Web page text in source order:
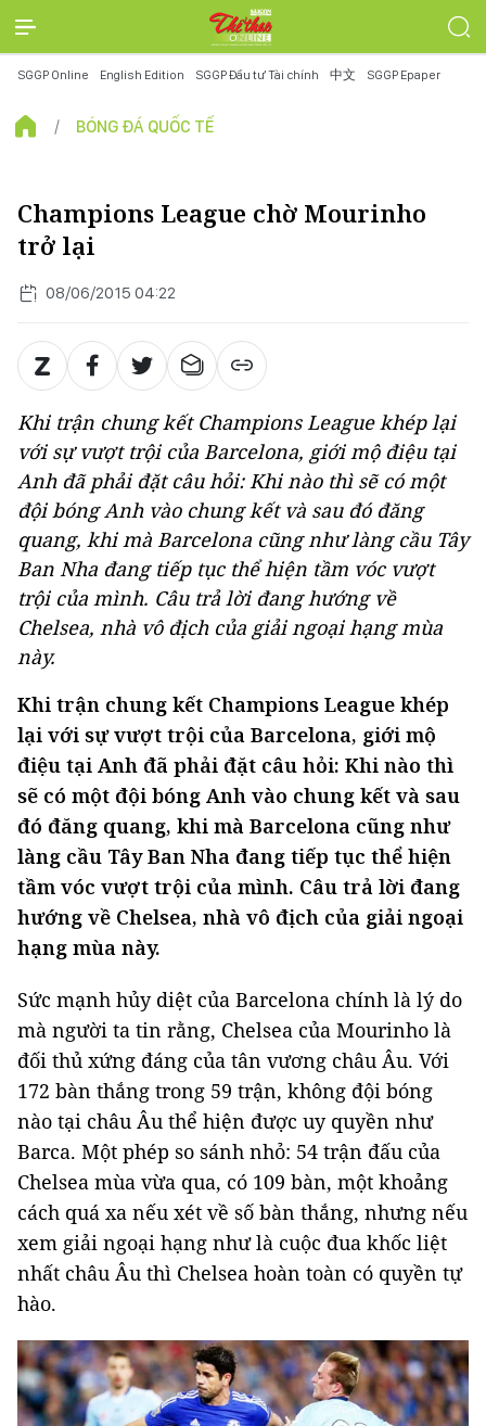
SGGP Online English Edition SGGP Đầu tư Tài chính 中文 SGGP Epaper
BÓNG ĐÁ QUỐC TẾ
Champions League chờ Mourinho
trở lại
08/06/2015 04:22
Khi trận chung kết Champions League khép lại
với sự vượt trội của Barcelona, giới mộ điệu tại
Anh đã phải đặt câu hỏi: Khi nào thì sẽ có một
đội bóng Anh vào chung kết và sau đó đăng
quang, khi mà Barcelona cũng như làng cầu Tây
Ban Nha đang tiếp tục thể hiện tầm vóc vượt
trội của mình. Câu trả lời đang hướng về
Chelsea, nhà vô địch của giải ngoại hạng mùa
này.
Khi trận chung kết Champions League khép
lại với sự vượt trội của Barcelona, giới mộ
điệu tại Anh đã phải đặt câu hỏi: Khi nào thì
sẽ có một đội bóng Anh vào chung kết và sau
đó đăng quang, khi mà Barcelona cũng như
làng cầu Tây Ban Nha đang tiếp tục thể hiện
tầm vóc vượt trội của mình. Câu trả lời đang
hướng về Chelsea, nhà vô địch của giải ngoại
hạng mùa này.
Sức mạnh hủy diệt của Barcelona chính là lý do
mà người ta tin rằng, Chelsea của Mourinho là
đối thủ xứng đáng của tân vương châu Âu. Với
172 bàn thắng trong 59 trận, không đội bóng
nào tại châu Âu thể hiện được uy quyền như
Barca. Một phép so sánh nhỏ: 54 trận đấu của
Chelsea mùa vừa qua, có 109 bàn, một khoảng
cách quá xa nếu xét về số bàn thắng, nhưng nếu
xem giải ngoại hạng như là cuộc đua khốc liệt
nhất châu Âu thì Chelsea hoàn toàn có quyền tự
hào.